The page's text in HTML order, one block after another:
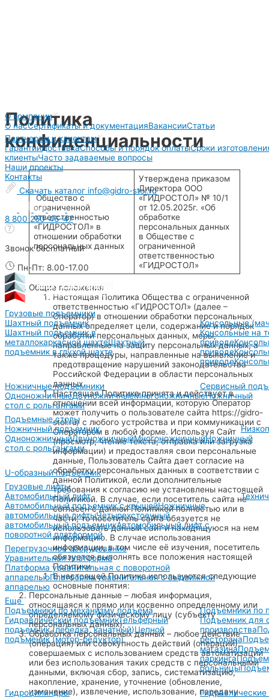
Перейти
к
содержимому
О компании
О насСертификаты и документацияВакансииСтатьи
Партнерам и клиентам
ГарантииДоставкаСпособы и порядок оплатыСроки
клиентыЧасто задаваемые вопросы
Наши проекты
Контакты
Скачать каталог info@gidro-stol.ru
8 800 250-46-47
Звонок бесплатный
Пн-Пт: 8.00-17.00
Грузовые подъемники
Шахтный подъемник
Шахтный подъемник в
металлокаркасной шахтеШахтный
подъемник в глухой шахте
Консольные
Консольные на
приводе
приводе
приводе
Ножничные подъемники
ОдноножничныеДвуножничныеМногоножничныеНожничный
стол с рольгангами
Сервисный
Подъемные столы
Ножничный подъемник
ОдноножничныйДвуножничныйМногоножничныйНожничный
стол с рольгангами
U-образный подъемник
Грузовые лифты
Автомобильный лифт
Автомобильный подъемник с крышейНожничные
автомобильные лифтыЧетырехстоечный
автомобильный подъемникАвтомобильный лифт с
поворотной платформой
Перегрузочное оборудование
Уравнительная платформа
Платформа уравнительная с поворотной
аппарельюПлатформа уравнительная с выдвижной
аппарелью
Еще
Подъемники по механизму подъема
Гидравлический подъемникТельферный
подъемник (лебедка, канатный)Цепной
подъменик (мотор-редуктор)
Подъемники по
Подъемник для
производства
ресторана
магазина
паркинга
больницы
Гидроцилиндры
Политика
конфиденциальности
Общество с
ограниченной
ответственностью
«ГИДРОСТОЛ» в
отношении обработки
персональных данных
Утверждена приказом
Директора ООО
«ГИДРОСТОЛ» № 10/1
от 12.05.2025г. «Об
обработке
персональных данных
в Обществе с
ограниченной
ответственностью
«ГИДРОСТОЛ»
Общие положения
Настоящая Политика Общества с ограниченной
ответственностью «ГИДРОСТОЛ» (далее –
Оператор) в отношении обработки персональных
данных определяет цели, содержание и порядок
обработки персональных данных, меры,
направленные на защиту персональных данных, а
также процедуры, направленные на выявление и
предотвращение нарушений законодательства
Российской Федерации в области персональных
данных
Настоящая Политика принята и действует в
отношении всей информации, которую Оператор
может получить о пользователе сайта https://gidro-
stol.ru/ с любого устройства и при коммуникации с
Оператором в любой форме. Используя Сайт
(просмотр, чтение текста, отправка или загрузка
информации) и предоставляя свои персональные
данные, Пользователь Сайта дает согласие на
обработку персональных данных в соответствии с
данной Политикой, если дополнительные
требования к согласию не установлены настоящей
Политикой. В случае, если посетитель сайта не
согласен с данной Политикой полностью или в
части, то посетитель сайта обязуется не
использовать данный сайт и находящуюся на нем
информацию. В случае использования
информации, в том числе её изучения, посетитель
обязуется выполнять все положения настоящей
Политики
В настоящей Политике используются следующие
основные понятия:
Персональные данные – любая информация,
относящаяся к прямо или косвенно определенному или
определяемому физическому лицу (субъекту
персональных данных);
Обработка персональных данных – любое действие
(операция) или совокупность действий (операций),
совершаемых с использованием средств автоматизации
или без использования таких средств с персональными
данными, включая сбор, запись, систематизацию,
накопление, хранение, уточнение (обновление,
изменение), извлечение, использование, передачу